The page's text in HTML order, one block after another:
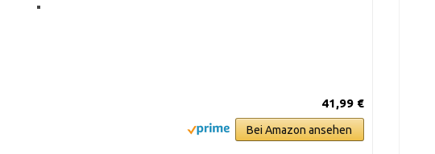
41,99 €
Bei Amazon ansehen